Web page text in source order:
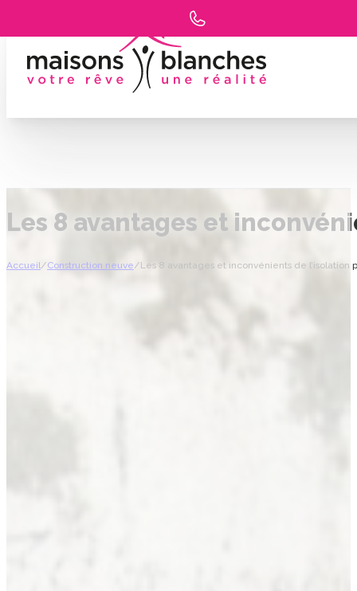
Les 8 avantages et
Accueil/Construction neuve/Les 8 avantages et inconvénients de l’isolation